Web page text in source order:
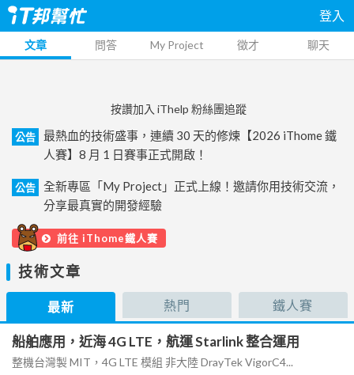
登入
文章 問答 My Project 徵才 聊天
按讚加入 iThelp 粉絲團追蹤
公告
最熱血的技術盛事，連續 30 天的修煉【2026 iThome 鐵
人賽】8 月 1 日賽事正式開啟！
公告
全新專區「My Project」正式上線！邀請你用技術交流，
分享最真實的開發經驗
前往 iThome鐵人賽
技術文章
最新 熱門 鐵人賽
船舶應用，近海 4G LTE，航運 Starlink 整合運用
整機台灣製 MIT，4G LTE 模組 非大陸 DrayTek VigorC4...